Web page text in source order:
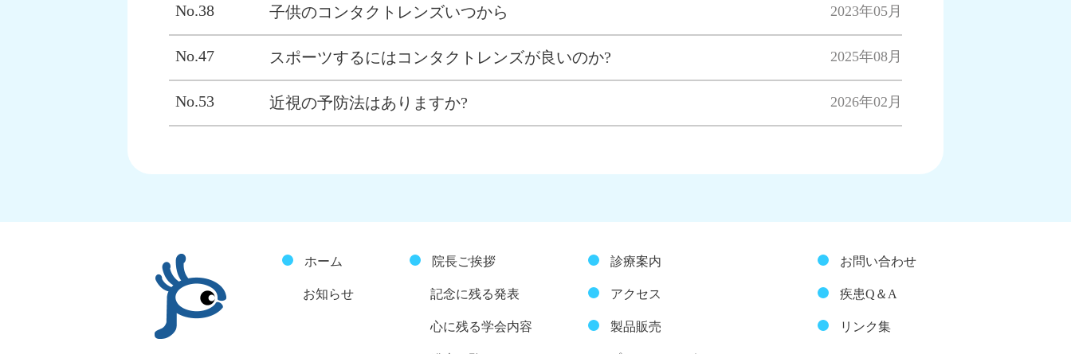
No.38 子供のコンタクトレンズいつから 2023年05月
No.47 スポーツするにはコンタクトレンズが良いのか? 2025年08月
No.53 近視の予防法はありますか? 2026年02月
ホーム
お知らせ
院長ご挨拶
記念に残る発表
心に残る学会内容
診療案内
アクセス
製品販売
お問い合わせ
疾患Q＆A
リンク集